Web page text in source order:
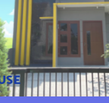
HOUSE
Mewah Pusat Kota dengan fasilitas Free
Mobil dengan 3 Kamar Tidur dan 2 Kamar